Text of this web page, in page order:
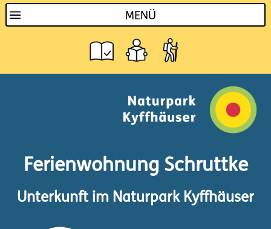
MENÜ
Ferienwohnung Schruttke
Unterkunft im Naturpark Kyffhäuser